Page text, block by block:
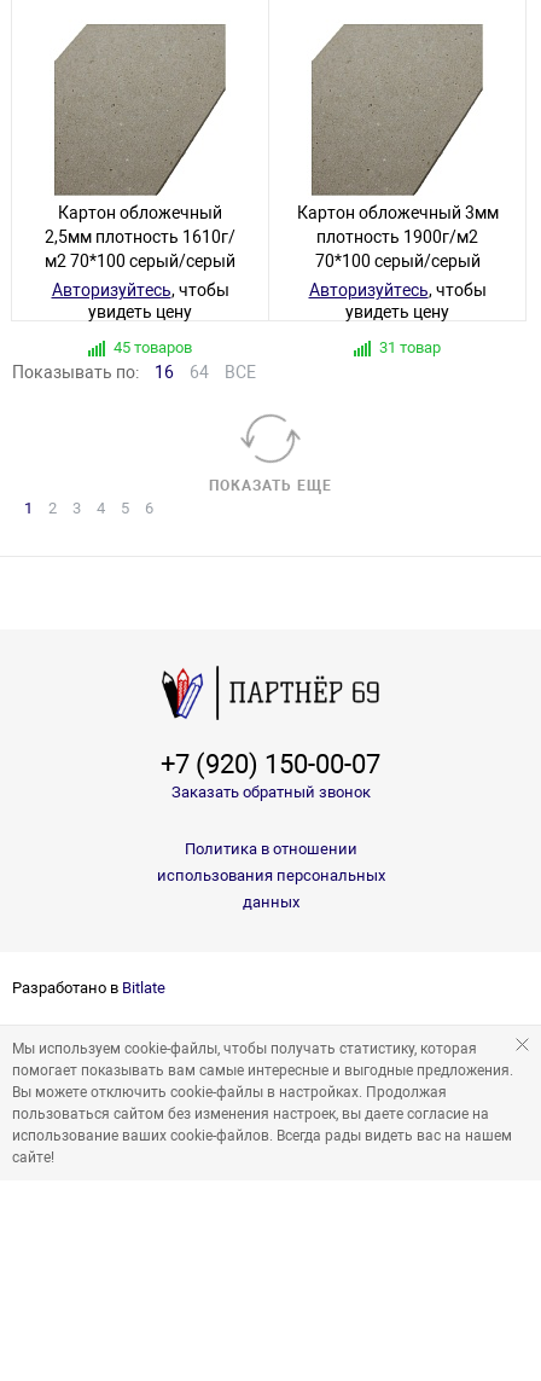
50 товаров
65 товаров
Картон обложечный
2,5мм плотность 1610г/
м2 70*100 серый/серый
Авторизуйтесь, чтобы
увидеть цену
45 товаров
Картон обложечный 3мм
плотность 1900г/м2
70*100 серый/серый
Авторизуйтесь, чтобы
увидеть цену
31 товар
Показывать по: 16 64 ВСЕ
ПОКАЗАТЬ ЕЩЕ
1 2 3 4 5 6
+7 (920) 150-00-07
Заказать обратный звонок
Политика в отношении
использования персональных
данных
Разработано в Bitlate
Мы используем cookie-файлы, чтобы получать статистику, которая
помогает показывать вам самые интересные и выгодные предложения.
Вы можете отключить cookie-файлы в настройках. Продолжая
пользоваться сайтом без изменения настроек, вы даете согласие на
использование ваших cookie-файлов. Всегда рады видеть вас на нашем
сайте!